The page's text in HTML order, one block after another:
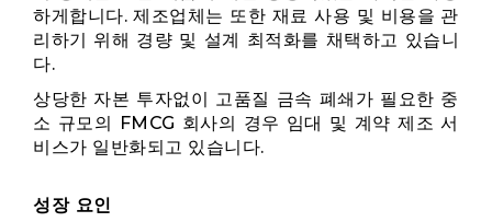
하게합니다. 제조업체는 또한 재료 사용 및 비용을 관
리하기 위해 경량 및 설계 최적화를 채택하고 있습니
다.
상당한 자본 투자없이 고품질 금속 폐쇄가 필요한 중
소 규모의 FMCG 회사의 경우 임대 및 계약 제조 서
비스가 일반화되고 있습니다.
성장 요인